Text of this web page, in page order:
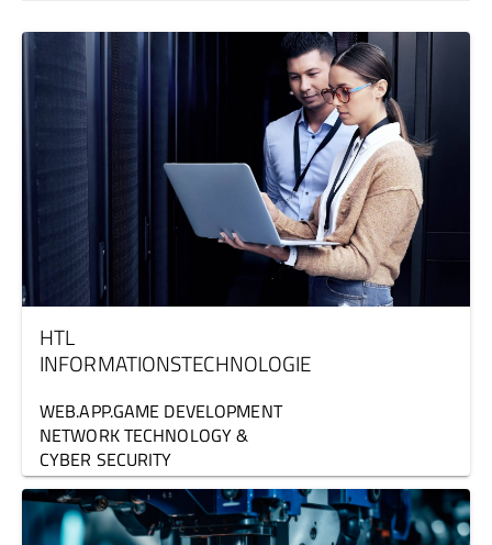
HTL
INFORMATIONSTECHNOLOGIE
WEB.APP.GAME DEVELOPMENT
NETWORK TECHNOLOGY &
CYBER SECURITY